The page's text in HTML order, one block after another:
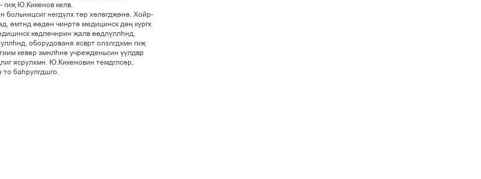
Þ.Êèêåíîâ êåëâ.
íåãä¢ëõ ò´ð õ³ë³ãäš³í³. Õîéð-
³ìòíä ´´ä³í ÷èíðò³ ìåäèöèíñê ä´œ ê¢ðãõ
ê´äë³÷íðèí šàëâ ´´äë¢ëëºíä,
îáîðóäîâàíÿ ÿñâðò îëçëãäõìí ãèš
êåâ³ð ýìíëºí³ ó÷ðåæäåíüñèí ¢¢ëäâð
ÿñðóëõìí. Þ.Êèêåíîâèí òåìäãëñ³ð,
áàºðóëãäøãî.